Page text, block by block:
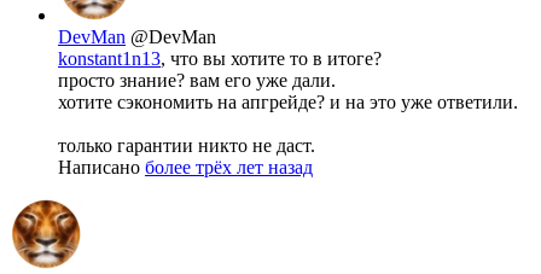
DevMan @DevMan
konstant1n13, что вы хотите то в итоге?
просто знание? вам его уже дали.
хотите сэкономить на апгрейде? и на это уже ответили.
только гарантии никто не даст.
Написано более трёх лет назад